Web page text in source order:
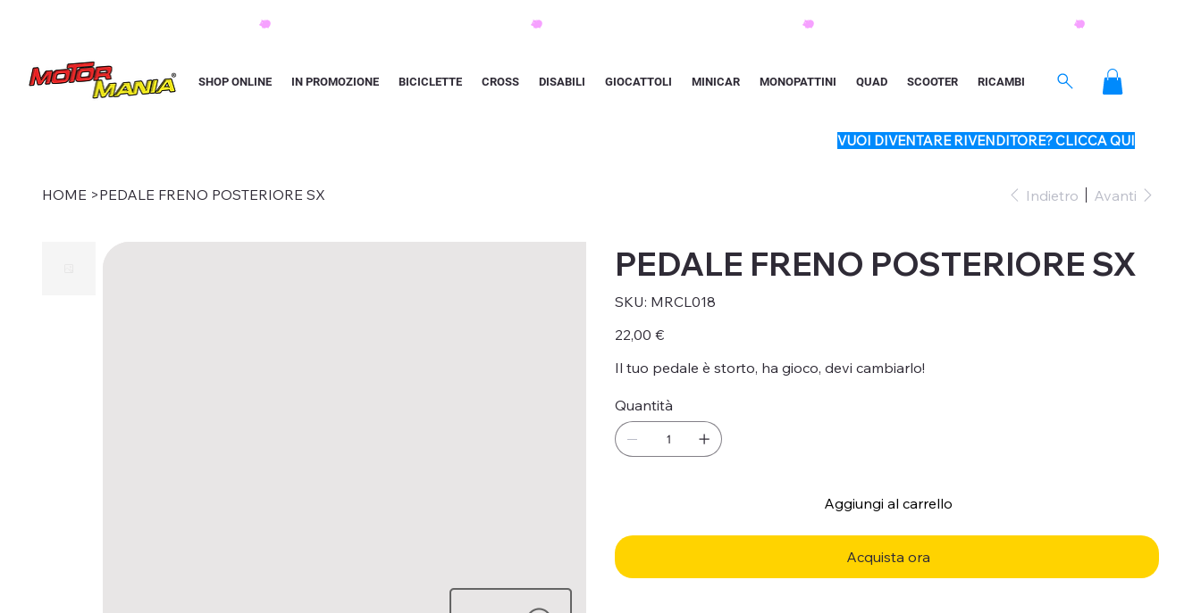
SHOP ONLINE IN PROMOZIONE BICICLETTE CROSS DISABILI GIOCATTOLI MINICAR MONOPATTINI QUAD SCOOTER RICAMBI
VUOI DIVENTARE RIVENDITORE? CLICCA QUI
HOME >PEDALE FRENO POSTERIORE SX Indietro Avanti
PEDALE FRENO POSTERIORE SX
SKU: SKU
MRCL018
MRCL018
Prezzo
22,00 €
Il tuo pedale è storto, ha gioco, devi cambiarlo!
Quantità
Aggiungi al carrello
Acquista ora